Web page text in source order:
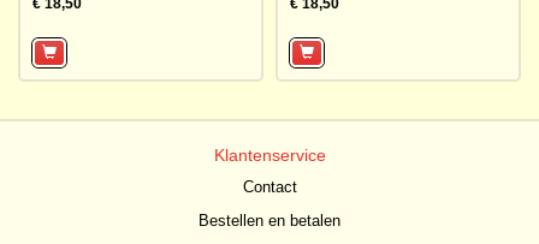
€ 18,50
€ 18,50
Klantenservice
Contact
Bestellen en betalen